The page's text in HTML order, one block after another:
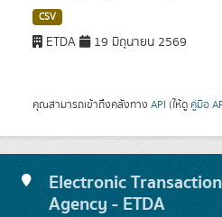
CSV
ETDA 19 มิถุนายน 2569
คุณสามารถเข้าถึงคลังทาง API (ให้ดู คู่มือ
Electronic
Agency - ETDA